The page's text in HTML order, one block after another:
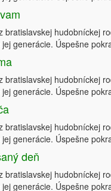
bratislavskej hudobníckej
generácie. Úspešne
bratislavskej hudobníckej
generácie. Úspešne
bratislavskej hudobníckej
generácie. Úspešne
deň
bratislavskej hudobníckej
generácie. Úspešne